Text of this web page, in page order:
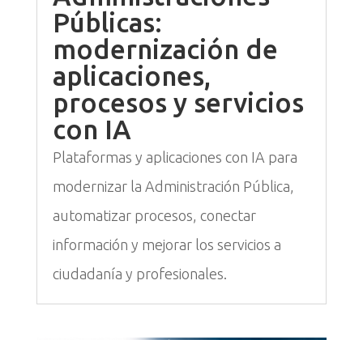
Públicas:
modernización de
aplicaciones,
procesos y servicios
con IA
Plataformas y aplicaciones con IA para
modernizar la Administración Pública,
automatizar procesos, conectar
información y mejorar los servicios a
ciudadanía y profesionales.